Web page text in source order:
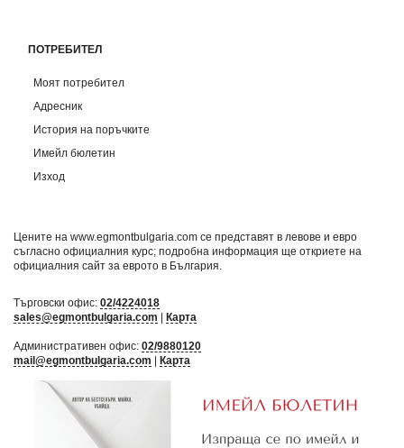
ПОТРЕБИТЕЛ
Моят потребител
Адресник
История на поръчките
Имейл бюлетин
Изход
Цените на www.egmontbulgaria.com се представят в левове и евро
съгласно официалния курс; подробна информация ще откриете на
официалния сайт за еврото в България
Търговски офис: 02/4224018
sales@egmontbulgaria.com | Карта
Административен офис: 02/9880120
mail@egmontbulgaria.com | Карта